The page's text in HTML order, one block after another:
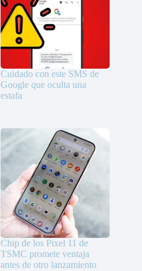
Cuidado con este SMS de
Google que oculta una
estafa
Chip de los Pixel 11 de
TSMC promete ventaja
antes de otro lanzamiento